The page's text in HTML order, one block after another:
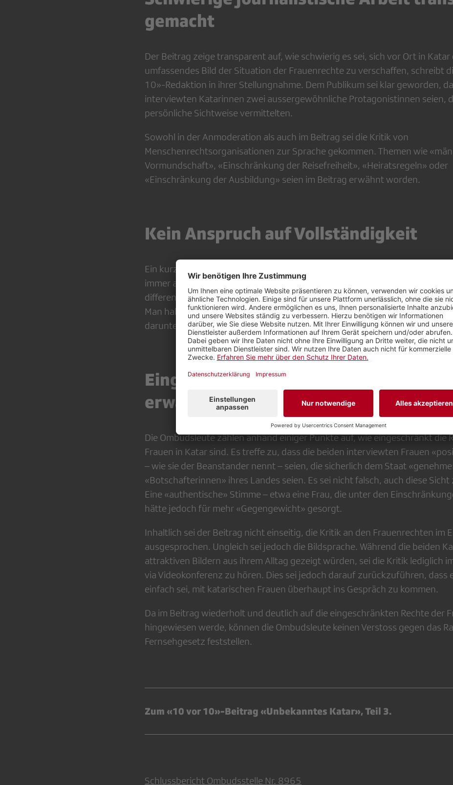
gemacht
Der Beitrag zeige transparent auf, wie schwierig es sei, sich vor Ort in Katar
umfassendes Bild der Situation der Frauenrechte zu verschaffen, schreibt
10»-Redaktion in ihrer Stellungnahme. Dem Publikum sei klar geworden,
interviewten Katarinnen zwei aussergewöhnliche Protagonistinnen seien,
persönliche Sichtweise vermittelten.
Sowohl in der Anmoderation als auch im Beitrag sei die Kritik von
Menschenrechtsorganisationen zur Sprache gekommen. Themen wie
Vormundschaft», «Einschränkung der Reisefreiheit», «Heiratsregeln» oder
«Einschränkung der Ausbildung» seien im Beitrag erwähnt worden.
Kein Anspruch auf Vollständigkeit
Ein kurzer Fernsehbeitrag könne ein Thema nie umfassend behandeln. Man
immer auf bestimmte Aspekte eines Themas fokussieren. Insgesamt habe
differenziertes Bild der Situation der Frauen in Katar gezeigt, ist die
Man habe nicht vorgegeben, eine klare Antwort darauf zu haben, wie weit
darunter leiden, weniger Rechte als die Männer zu haben.
Eingeschränkte Frauenrechte wurden
erwähnt
Die Ombudsleute zählen anhand einiger Punkte auf, wie eingeschränkt die
Frauen in Katar sind. Es treffe zu, dass die beiden interviewten Frauen
– wie sie der Beanstander nennt – seien, die sicherlich dem Staat
«Botschafterinnen» ihres Landes seien. Es sei nicht falsch, auch diese Sicht
Eine «authentische» Stimme – etwa eine Frau, die unter den
hätte jedoch für mehr «Gegengewicht» gesorgt.
Inhaltlich sei der Beitrag nicht einseitig, die Kritik an den Frauenrechten im
ausgesprochen. Ungleich sei jedoch die Bildsprache. Während die beiden
attraktiven Bildern aus ihrem Alltag gezeigt würden, sei die Kritik lediglich
via Videokonferenz zu hören. Dies sei jedoch darauf zurückzuführen, dass
einfach sei, mit katarischen Frauen überhaupt ins Gespräch zu kommen.
Da im Beitrag wiederholt und deutlich auf die eingeschränkten Rechte der
hingewiesen werde, können die Ombudsleute keinen Verstoss gegen das
Fernsehgesetz feststellen.
Zum «10 vor 10»-Beitrag «Unbekanntes Katar», Teil 3.
Schlussbericht Ombudsstelle Nr. 8965